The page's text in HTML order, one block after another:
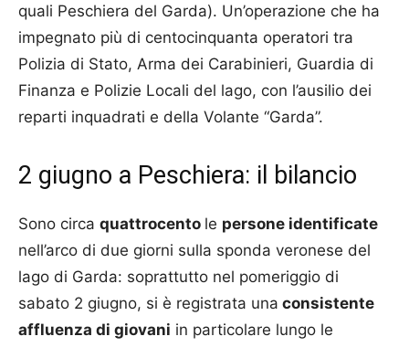
quali Peschiera del Garda). Un’operazione che ha
impegnato più di centocinquanta operatori tra
Polizia di Stato, Arma dei Carabinieri, Guardia di
Finanza e Polizie Locali del lago, con l’ausilio dei
reparti inquadrati e della Volante “Garda”.
2 giugno a Peschiera: il bilancio
Sono circa quattrocento le persone identificate
nell’arco di due giorni sulla sponda veronese del
lago di Garda: soprattutto nel pomeriggio di
sabato 2 giugno, si è registrata una consistente
affluenza di giovani in particolare lungo le